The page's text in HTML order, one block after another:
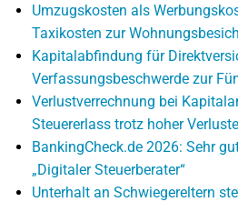
Umzugskosten als
Taxikosten zur
Kapitalabfindung für
Verfassungsbeschwerde zur
Verlustverrechnung bei
Steuererlass trotz hoher
BankingCheck.de 2026: Sehr
„Digitaler Steuerberater“
Unterhalt an Schwiegereltern